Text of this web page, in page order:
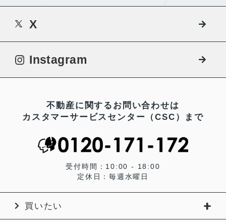
X
Instagram
不動産に関するお問い合わせは
カスタマーサービスセンター（CSC）まで
受付時間：10:00 - 18:00
定休日：毎週水曜日
買いたい